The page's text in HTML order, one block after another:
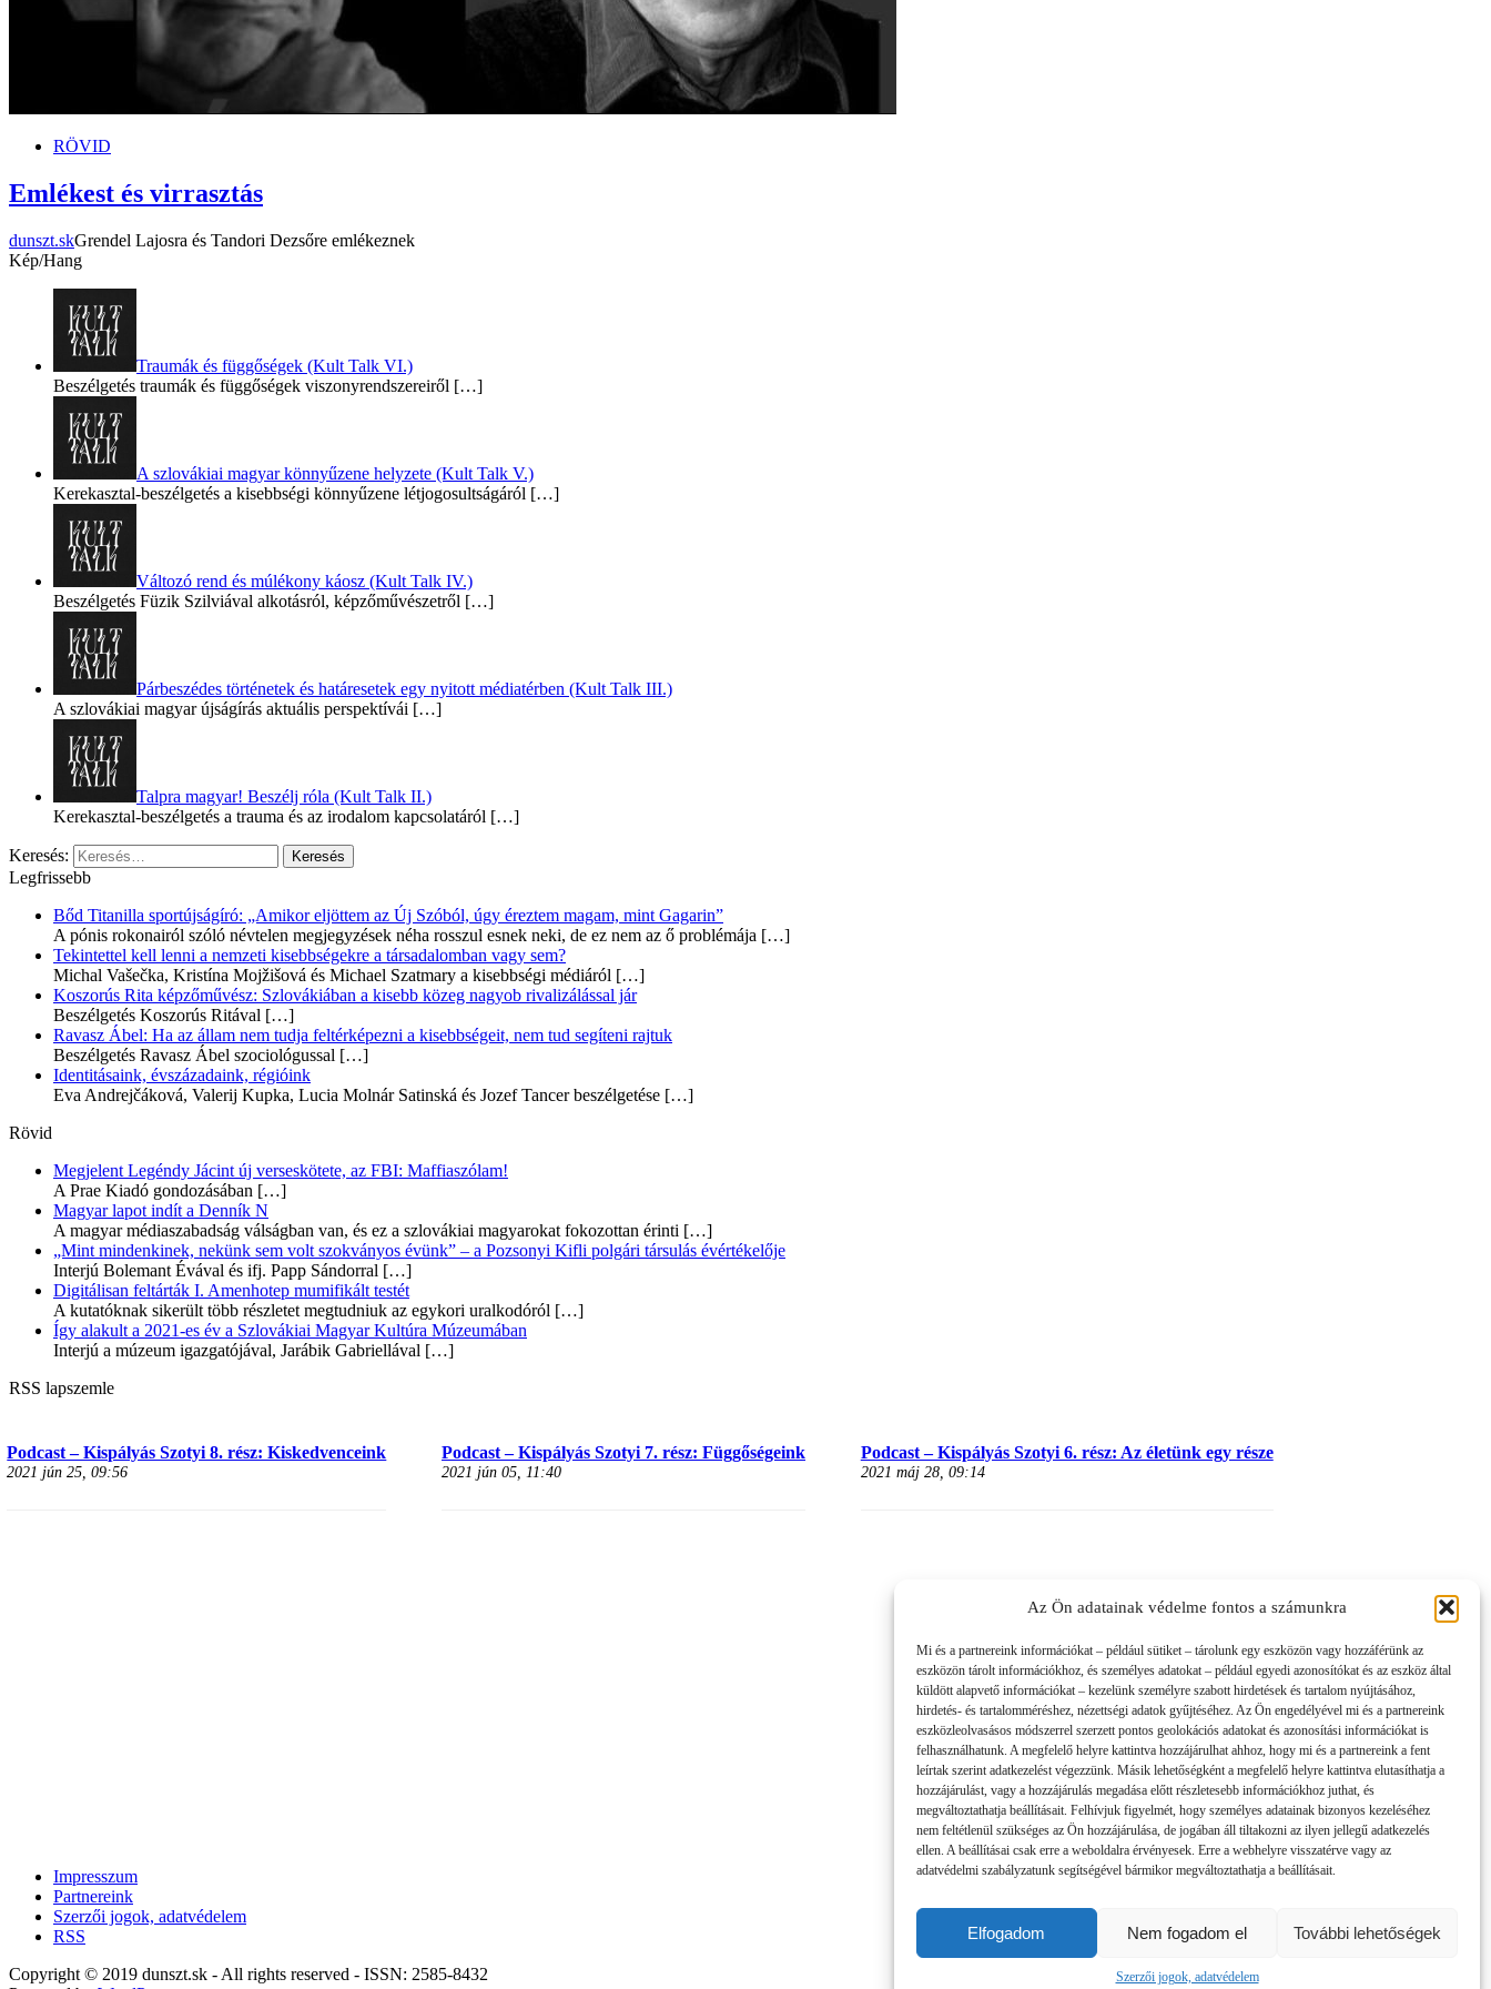
Az Ön adatainak védelme fontos a számunkra
Mi és a partnereink információkat – például sütiket – tárolunk egy eszközön vagy hozzáférünk az
eszközön tárolt információkhoz, és személyes adatokat – például egyedi azonosítókat és az eszköz által
küldött alapvető információkat – kezelünk személyre szabott hirdetések és tartalom nyújtásához,
hirdetés- és tartalomméréshez, nézettségi adatok gyűjtéséhez. Az Ön engedélyével mi és a partnereink
eszközleolvasásos módszerrel szerzett pontos geolokációs adatokat és azonosítási információkat is
felhasználhatunk. A megfelelő helyre kattintva hozzájárulhat ahhoz, hogy mi és a partnereink a fent
leírtak szerint adatkezelést végezzünk. Másik lehetőségként a megfelelő helyre kattintva elutasíthatja a
hozzájárulást, vagy a hozzájárulás megadása előtt részletesebb információkhoz juthat, és
megváltoztathatja beállításait. Felhívjuk figyelmét, hogy személyes adatainak bizonyos kezeléséhez
nem feltétlenül szükséges az Ön hozzájárulása, de jogában áll tiltakozni az ilyen jellegű adatkezelés
ellen. A beállításai csak erre a weboldalra érvényesek. Erre a webhelyre visszatérve vagy az
adatvédelmi szabályzatunk segítségével bármikor megváltoztathatja a beállításait.
Elfogadom Nem fogadom el További lehetőségek
Szerzői jogok, adatvédelem
RÖVID
Emlékest és virrasztás
dunszt.skGrendel Lajosra és Tandori Dezsőre emlékeznek
Kép/Hang
Traumák és függőségek (Kult Talk VI.)
Beszélgetés traumák és függőségek viszonyrendszereiről […]
A szlovákiai magyar könnyűzene helyzete (Kult Talk V.)
Kerekasztal-beszélgetés a kisebbségi könnyűzene létjogosultságáról […]
Változó rend és múlékony káosz (Kult Talk IV.)
Beszélgetés Füzik Szilviával alkotásról, képzőművészetről […]
Párbeszédes történetek és határesetek egy nyitott médiatérben (Kult Talk III.)
A szlovákiai magyar újságírás aktuális perspektívái […]
Talpra magyar! Beszélj róla (Kult Talk II.)
Kerekasztal-beszélgetés a trauma és az irodalom kapcsolatáról […]
Keresés:
Legfrissebb
Bőd Titanilla sportújságíró: „Amikor eljöttem az Új Szóból, úgy éreztem magam, mint Gagarin”
A pónis rokonairól szóló névtelen megjegyzések néha rosszul esnek neki, de ez nem az ő problémája […]
Tekintettel kell lenni a nemzeti kisebbségekre a társadalomban vagy sem?
Michal Vašečka, Kristína Mojžišová és Michael Szatmary a kisebbségi médiáról […]
Koszorús Rita képzőművész: Szlovákiában a kisebb közeg nagyob rivalizálással jár
Beszélgetés Koszorús Ritával […]
Ravasz Ábel: Ha az állam nem tudja feltérképezni a kisebbségeit, nem tud segíteni rajtuk
Beszélgetés Ravasz Ábel szociológussal […]
Identitásaink, évszázadaink, régióink
Eva Andrejčáková, Valerij Kupka, Lucia Molnár Satinská és Jozef Tancer beszélgetése […]
Rövid
Megjelent Legéndy Jácint új verseskötete, az FBI: Maffiaszólam!
A Prae Kiadó gondozásában […]
Magyar lapot indít a Denník N
A magyar médiaszabadság válságban van, és ez a szlovákiai magyarokat fokozottan érinti […]
„Mint mindenkinek, nekünk sem volt szokványos évünk” – a Pozsonyi Kifli polgári társulás évértékelője
Interjú Bolemant Évával és ifj. Papp Sándorral […]
Digitálisan feltárták I. Amenhotep mumifikált testét
A kutatóknak sikerült több részletet megtudniuk az egykori uralkodóról […]
Így alakult a 2021-es év a Szlovákiai Magyar Kultúra Múzeumában
Interjú a múzeum igazgatójával, Jarábik Gabriellával […]
RSS lapszemle
Podcast – Kispályás Szotyi 8. rész: Kiskedvenceink
2021 jún 25, 09:56
Podcast – Kispályás Szotyi 7. rész: Függőségeink
2021 jún 05, 11:40
Podcast – Kispályás Szotyi 6. rész: Az életünk egy része
2021 máj 28, 09:14
Impresszum
Partnereink
Szerzői jogok, adatvédelem
RSS
Copyright © 2019 dunszt.sk - All rights reserved - ISSN: 2585-8432